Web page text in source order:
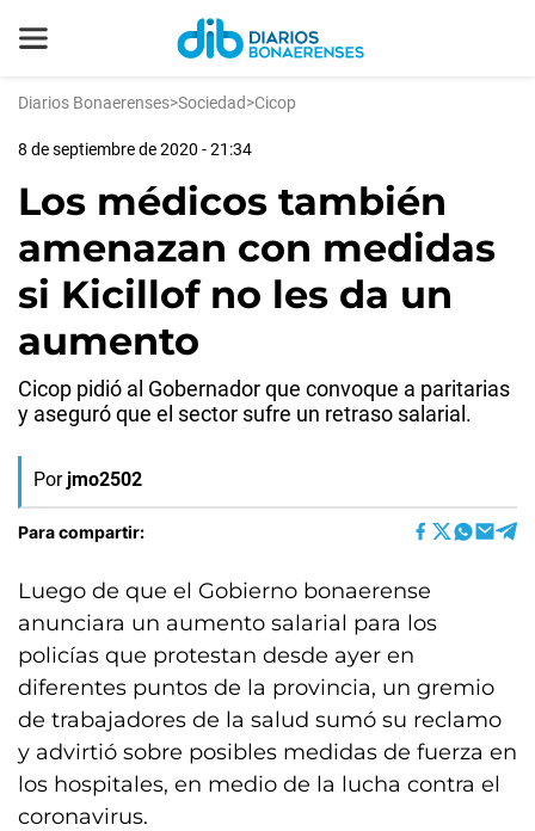
Diarios Bonaerenses>Sociedad>Cicop
8 de septiembre de 2020 - 21:34
Los médicos también
amenazan con medidas
si Kicillof no les da un
aumento
Cicop pidió al Gobernador que convoque a paritarias
y aseguró que el sector sufre un retraso salarial.
Por jmo2502
Para compartir:
Luego de que el Gobierno bonaerense
anunciara un aumento salarial para los
policías que protestan desde ayer en
diferentes puntos de la provincia, un gremio
de trabajadores de la salud sumó su reclamo
y advirtió sobre posibles medidas de fuerza en
los hospitales, en medio de la lucha contra el
coronavirus.